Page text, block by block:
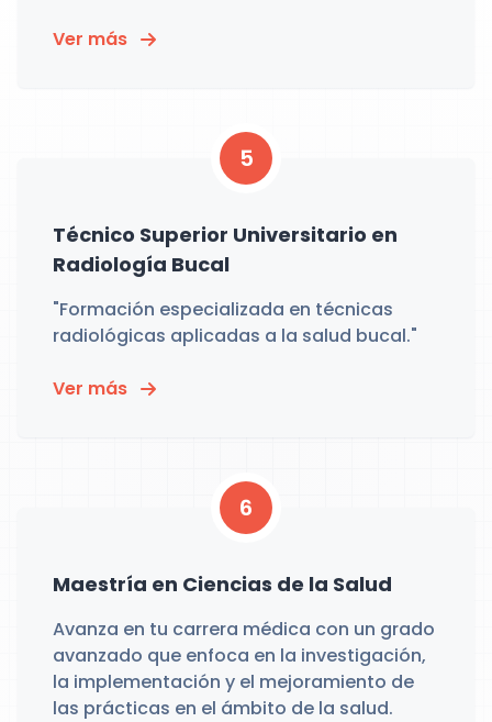
Ver más
5
Técnico Superior Universitario en
Radiología Bucal
"Formación especializada en técnicas
radiológicas aplicadas a la salud bucal."
Ver más
6
Maestría en Ciencias de la Salud
Avanza en tu carrera médica con un grado
avanzado que enfoca en la investigación,
la implementación y el mejoramiento de
las prácticas en el ámbito de la salud.